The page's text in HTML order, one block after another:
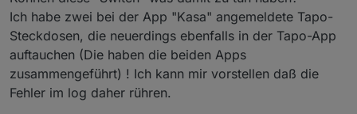
Ich habe zwei bei der App "Kasa" angemeldete Tapo-
Steckdosen, die neuerdings ebenfalls in der Tapo-App
auftauchen (Die haben die beiden Apps
zusammengeführt) ! Ich kann mir vorstellen daß die
Fehler im log daher rühren.